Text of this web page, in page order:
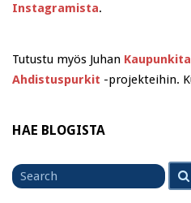
Instagramista.
Tutustu myös Juhan
Ahdistuspurkit -projekteihin.
HAE BLOGISTA
Search
for